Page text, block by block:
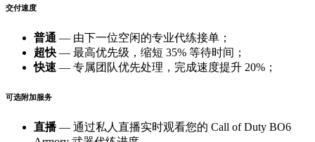
交付速度
普通 — 由下一位空闲的专业代练接单；
超快 — 最高优先级，缩短 35% 等待时间；
快速 — 专属团队优先处理，完成速度提升 20%；
可选附加服务
直播— 通过私人直播实时观看您的 Call of Duty BO6